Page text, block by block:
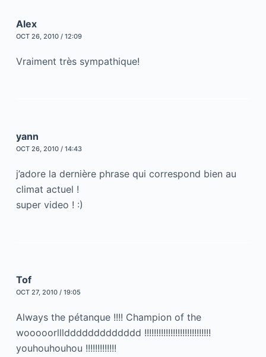
Alex
OCT 26, 2010 / 12:09
Vraiment très sympathique!
yann
OCT 26, 2010 / 14:43
j’adore la dernière phrase qui correspond bien au
climat actuel !
super video ! :)
Tof
OCT 27, 2010 / 19:05
Always the pétanque !!!! Champion of the
wooooorlllddddddddddddd !!!!!!!!!!!!!!!!!!!!!!!!!!!!
youhouhouhou !!!!!!!!!!!!!